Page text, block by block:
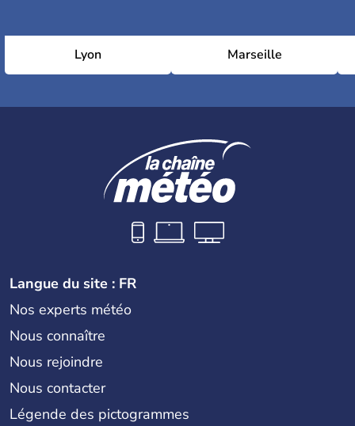
Lyon Marseille
Langue du site : FR
Nos experts météo
Nous connaître
Nous rejoindre
Nous contacter
Légende des pictogrammes